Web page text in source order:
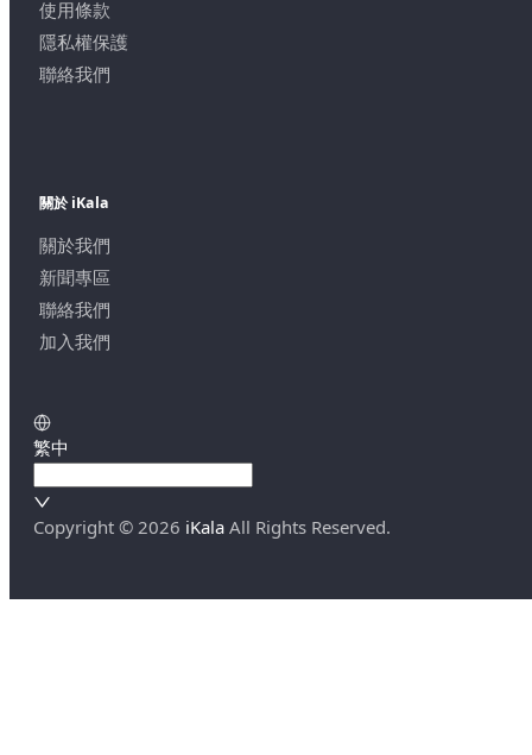
使用條款
隱私權保護
聯絡我們
關於 iKala
關於我們
新聞專區
聯絡我們
加入我們
繁中
Copyright © 2026 iKala All Rights Reserved.